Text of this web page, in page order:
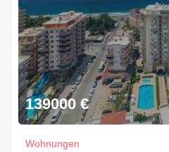
139000 €
Wohnungen